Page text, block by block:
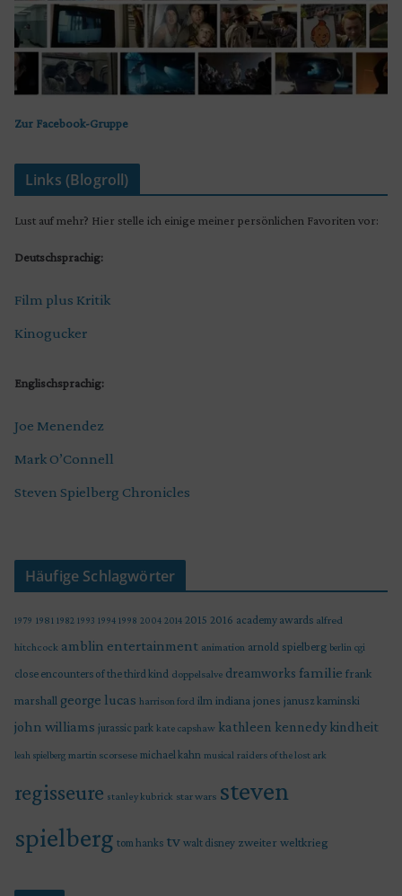
Zur Facebook-Gruppe
Links (Blogroll)
Lust auf mehr? Hier stelle ich einige meiner persönlichen Favoriten vor:
Deutschsprachig:
Film plus Kritik
Kinogucker
Englischsprachig:
Joe Menendez
Mark O’Connell
Steven Spielberg Chronicles
Häufige Schlagwörter
1979 1981 1982 1993 1994 1998 2004 2014 2015 2016 academy awards alfred
hitchcock amblin entertainment animation arnold spielberg berlin cgi
close encounters of the third kind doppelsalve dreamworks familie frank
marshall george lucas harrison ford ilm indiana jones janusz kaminski
john williams jurassic park kate capshaw kathleen kennedy kindheit
leah spielberg martin scorsese michael kahn musical raiders of the lost ark
regisseure stanley kubrick star wars steven
spielberg tom hanks tv walt disney zweiter weltkrieg